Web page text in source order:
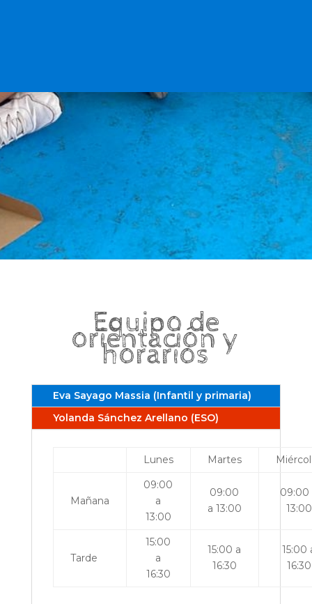
Equipo de
orientación y
horarios
Eva Sayago Massia (Infantil y primaria)
Yolanda Sánchez Arellano (ESO)
Lunes Martes
Mañana
09:00
a
13:00
09:00
a 13:00
09:00
13:00
Tarde
15:00
a
16:30
15:00 a
16:30
15:00
16:30